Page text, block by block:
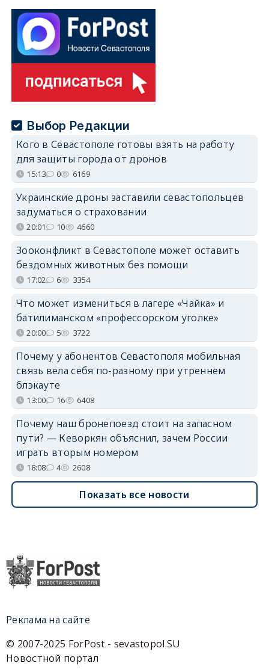
Выбор Редакции
Кого в Севастополе готовы взять на работу
для защиты города от дронов
15:13 0 6169
Украинские дроны заставили севастопольцев
задуматься о страховании
20:01 10 4660
Зооконфликт в Севастополе может оставить
бездомных животных без помощи
17:02 6 3354
Что может измениться в лагере «Чайка» и
батилиманском «профессорском уголке»
20:00 5 3722
Почему у абонентов Севастополя мобильная
связь вела себя по-разному при утреннем
блэкауте
13:00 16 6408
Почему наш бронепоезд стоит на запасном
пути? — Кеворкян объяснил, зачем России
играть вторым номером
18:08 4 2608
Показать все новости
Реклама на сайте
© 2007-2025 ForPost - sevastopol.SU
Новостной портал